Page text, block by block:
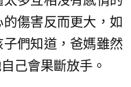
傷害反而更大，如
們知道，爸媽雖然
己會果斷放手。